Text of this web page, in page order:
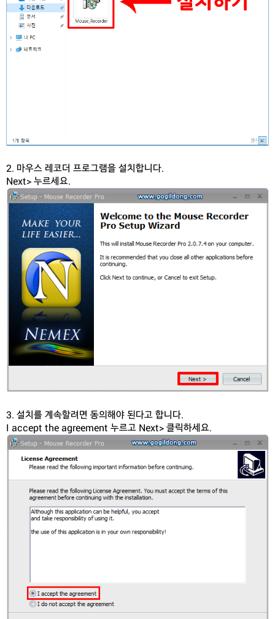
2. 마우스 레코더 프로그램을 설치합니다.
Next> 누르세요.
3. 설치를 계속할려면 동의해야 된다고 합니다.
I accept the agreement 누르고 Next> 클릭하세요.